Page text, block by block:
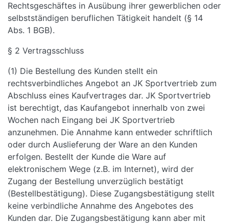
Rechtsgeschäftes in Ausübung ihrer gewerblichen oder
selbstständigen beruflichen Tätigkeit handelt (§ 14
Abs. 1 BGB).
§ 2 Vertragsschluss
(1) Die Bestellung des Kunden stellt ein
rechtsverbindliches Angebot an JK Sportvertrieb zum
Abschluss eines Kaufvertrages dar. JK Sportvertrieb
ist berechtigt, das Kaufangebot innerhalb von zwei
Wochen nach Eingang bei JK Sportvertrieb
anzunehmen. Die Annahme kann entweder schriftlich
oder durch Auslieferung der Ware an den Kunden
erfolgen. Bestellt der Kunde die Ware auf
elektronischem Wege (z.B. im Internet), wird der
Zugang der Bestellung unverzüglich bestätigt
(Bestellbestätigung). Diese Zugangsbestätigung stellt
keine verbindliche Annahme des Angebotes des
Kunden dar. Die Zugangsbestätigung kann aber mit